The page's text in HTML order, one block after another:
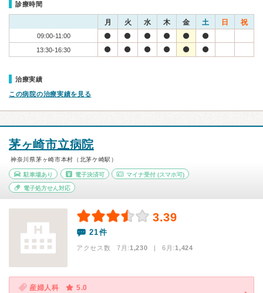
診療時間
月 火 水 木 金 土 日 祝
09:00-11:00
13:30-16:30
治療実績
この病院の治療実績を見る
茅ヶ崎市立病院
神奈川県茅ヶ崎市本村（北茅ケ崎駅）
駐車場あり 電子決済可 マイナ受付 (スマホ可)
電子処方せん対応
3.39
21件
アクセス数 7月:1,230 | 6月:1,424
産婦人科
5.0